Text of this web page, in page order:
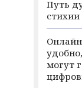
Путь
стихии
могут